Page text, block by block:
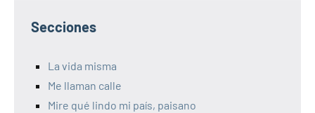
Secciones
La vida misma
Me llaman calle
Mire qué lindo mi país, paisano